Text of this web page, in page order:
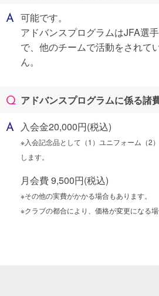
可能です。
アドバンスプログラムはJFA選
で、他のチームで活動をされて
ん。
アドバンスプログラムに係る諸
入会金20,000円(税込)
※入会記念品として（1）ユニフォーム（2
します。
月会費 9,500円(税込)
※その他の実費がかかる場合もあります。
※クラブの都合により、価格が変更になる場